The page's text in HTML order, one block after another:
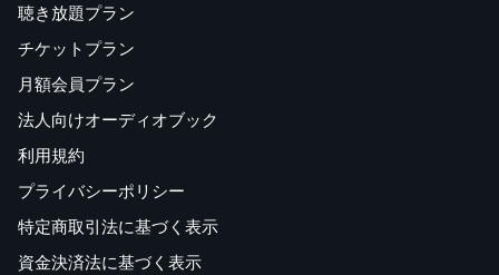
聴き放題プラン
チケットプラン
月額会員プラン
法人向けオーディオブック
利用規約
プライバシーポリシー
特定商取引法に基づく表示
資金決済法に基づく表示